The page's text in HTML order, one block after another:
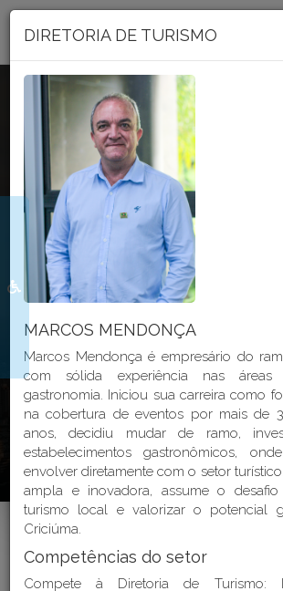
Portal Transparência
Seja bem vindo ao
PORTAL
DO MUNICÍPIO DE CRICIÚMA
GeoProcessamento
Endereços e
Perguntas Frequentes -
DIRETORIA DE TURISMO
MARCOS MENDONÇA
Marcos Mendonça é empresário do
com sólida experiência nas
gastronomia. Iniciou sua carreira como
na cobertura de eventos por mais de
anos, decidiu mudar de ramo,
estabelecimentos gastronômicos,
envolver diretamente com o setor
ampla e inovadora, assume o
turismo local e valorizar o potencial
Criciúma.
Competências do setor
Compete à Diretoria de